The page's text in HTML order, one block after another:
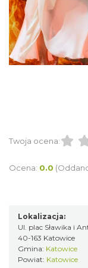
Chorzów
4.05 km
Twoja ocena:
Ocena: 0.0
Lokalizacja:
Ul. plac Sławika i
40-163 Katowice
Gmina: Katowice
Powiat: Katowice